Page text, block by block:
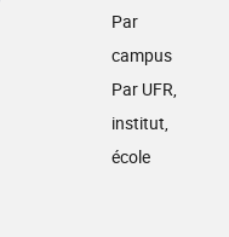
Par
campus
Par UFR,
institut,
école